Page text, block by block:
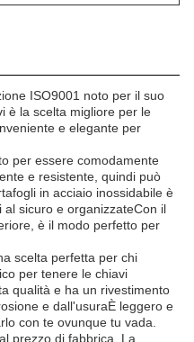
ISO9001 noto per il suo
è la scelta migliore per le
e elegante per
per essere comodamente
e resistente, quindi può
in acciaio inossidabile è
sicuro e organizzateCon il
è il modo perfetto per
scelta perfetta per chi
per tenere le chiavi
qualità e ha un rivestimento
e dall'usuraÈ leggero e
con te ovunque tu vada.
prezzo di fabbrica. La